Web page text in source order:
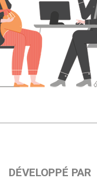
DÉVELOPPÉ PAR